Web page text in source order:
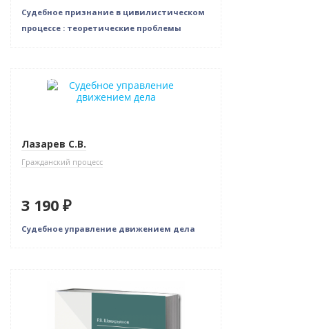
Судебное признание в цивилистическом
процессе : теоретические проблемы
Новинка
Индивидуальный подход
Лазарев С.В.
Гражданский процесс
3 190 ₽
Судебное управление движением дела